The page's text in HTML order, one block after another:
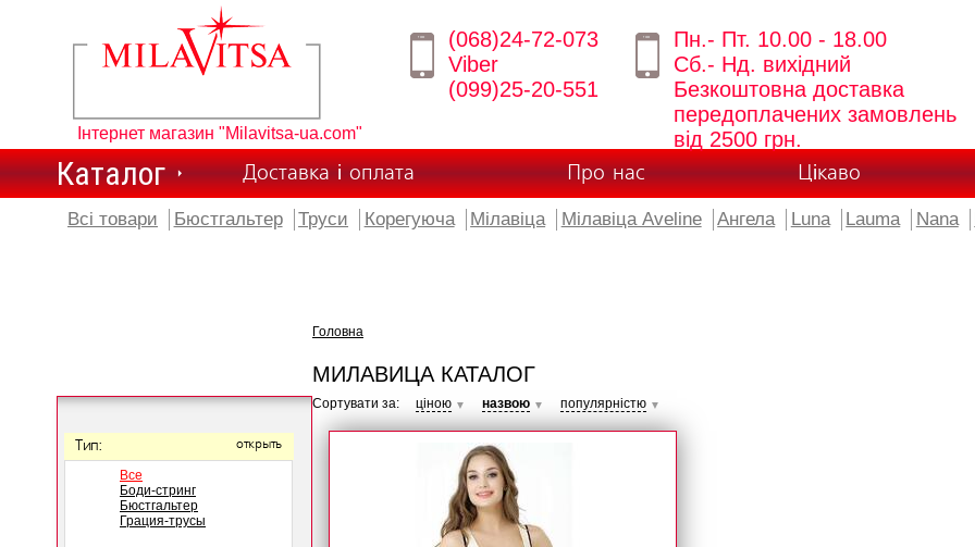
Інтернет магазин "Milavitsa-ua.com"
(068)24-72-073
Viber
(099)25-20-551
Пн.- Пт. 10.00 - 18.00
Сб.- Нд. вихідний
Безкоштовна доставка
передоплачених замовлень
від 2500 грн.
Каталог Доставка і оплата Про нас Цікаво
Всі товари Бюстгальтер Труси Корегуюча Мілавіца Мілавіца Aveline Ангела Luna Lauma Nana
Тип: открыть
Все
Боди-стринг
Бюстгальтер
Грация-трусы
Головна
МИЛАВИЦА КАТАЛОГ
Сортувати за: ціною ▼ назвою ▼ популярністю ▼